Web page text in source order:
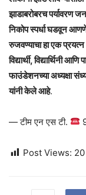
झाडाबरोबरच पर्यावरण
निकोप स्पर्धा घडवून
रुजवण्याचा हा एक प्रयत्न
विद्यार्थी, विद्यार्थिनी
फाउंडेशनच्या अध्यक्षा
यांनी केले आहे.
— टीम एन एस टी.
Post Views: 20